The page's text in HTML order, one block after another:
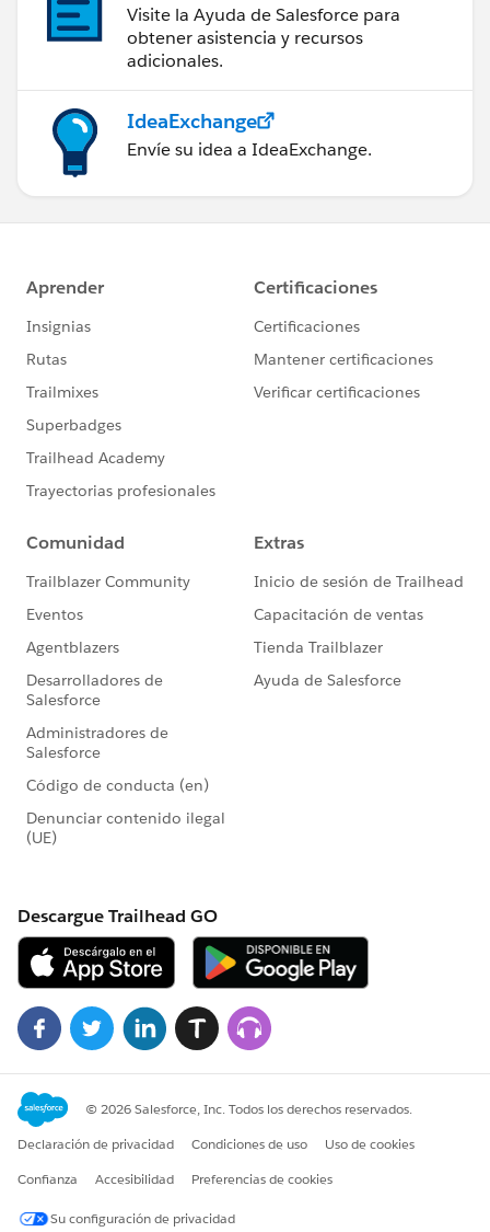
Visite la Ayuda de Salesforce para
obtener asistencia y recursos
adicionales.
IdeaExchange
Envíe su idea a IdeaExchange.